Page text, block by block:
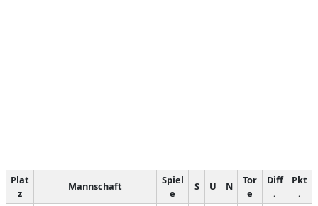
Plat
z
Mannschaft
Spiel
e
S U N
Tor
e
Diff
.
Pkt
.